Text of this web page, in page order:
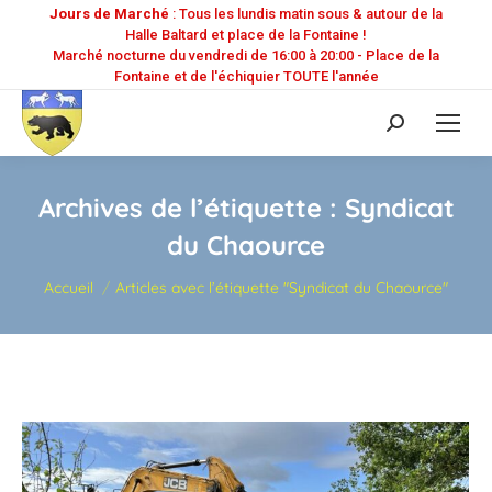
Jours de Marché : Tous les lundis matin sous & autour de la
Halle Baltard et place de la Fontaine !
Marché nocturne du vendredi de 16:00 à 20:00 - Place de la
Fontaine et de l'échiquier TOUTE l'année
Recherche
:
Archives de l’étiquette : Syndicat
du Chaource
Vous êtes ici :
Accueil Articles avec l’étiquette "Syndicat du Chaource"